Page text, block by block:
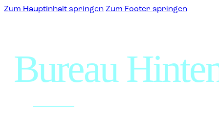
Zum Hauptinhalt springen Zum Footer springen
Bureau